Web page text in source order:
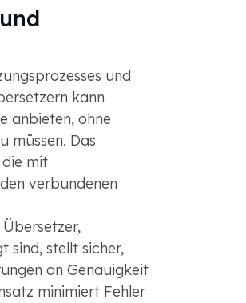
und
kann
anbieten, ohne
müssen. Das
mit
verbundenen
sind, stellt sicher,
an Genauigkeit
minimiert Fehler